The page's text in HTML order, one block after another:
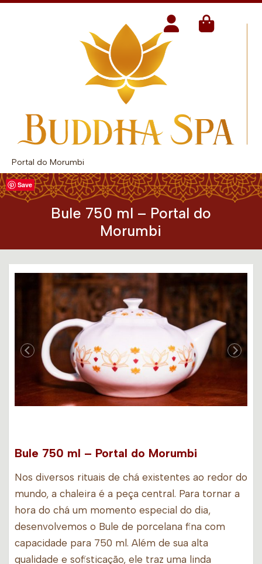
Portal do Morumbi
Bule 750 ml – Portal do
Morumbi
Save
Bule 750 ml – Portal do Morumbi
Nos diversos rituais de chá existentes ao redor do
mundo, a chaleira é a peça central. Para tornar a
hora do chá um momento especial do dia,
desenvolvemos o Bule de porcelana fina com
capacidade para 750 ml. Além de sua alta
qualidade e sofisticação, ele traz uma linda